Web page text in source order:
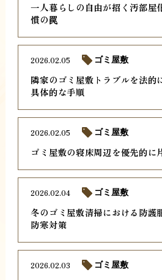
一人暮らしの自由が招く汚部屋
慣の罠
隣家のゴミ屋敷トラブルを法的
具体的な手順
2026.02.05 ゴミ屋敷
ゴミ屋敷の寝床周辺を優先的に
2026.02.05 ゴミ屋敷
冬のゴミ屋敷清掃における防護
防寒対策
2026.02.04 ゴミ屋敷
2026.02.03 ゴミ屋敷